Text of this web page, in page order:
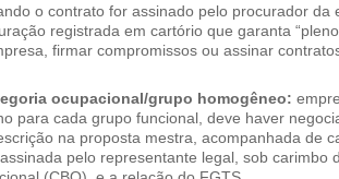
o contrato for assinado pelo procurador da
registrada em cartório que garanta
firmar compromissos ou assinar
ocupacional/grupo homogêneo:
para cada grupo funcional, deve haver
na proposta mestra, acompanhada de
pelo representante legal, sob carimbo